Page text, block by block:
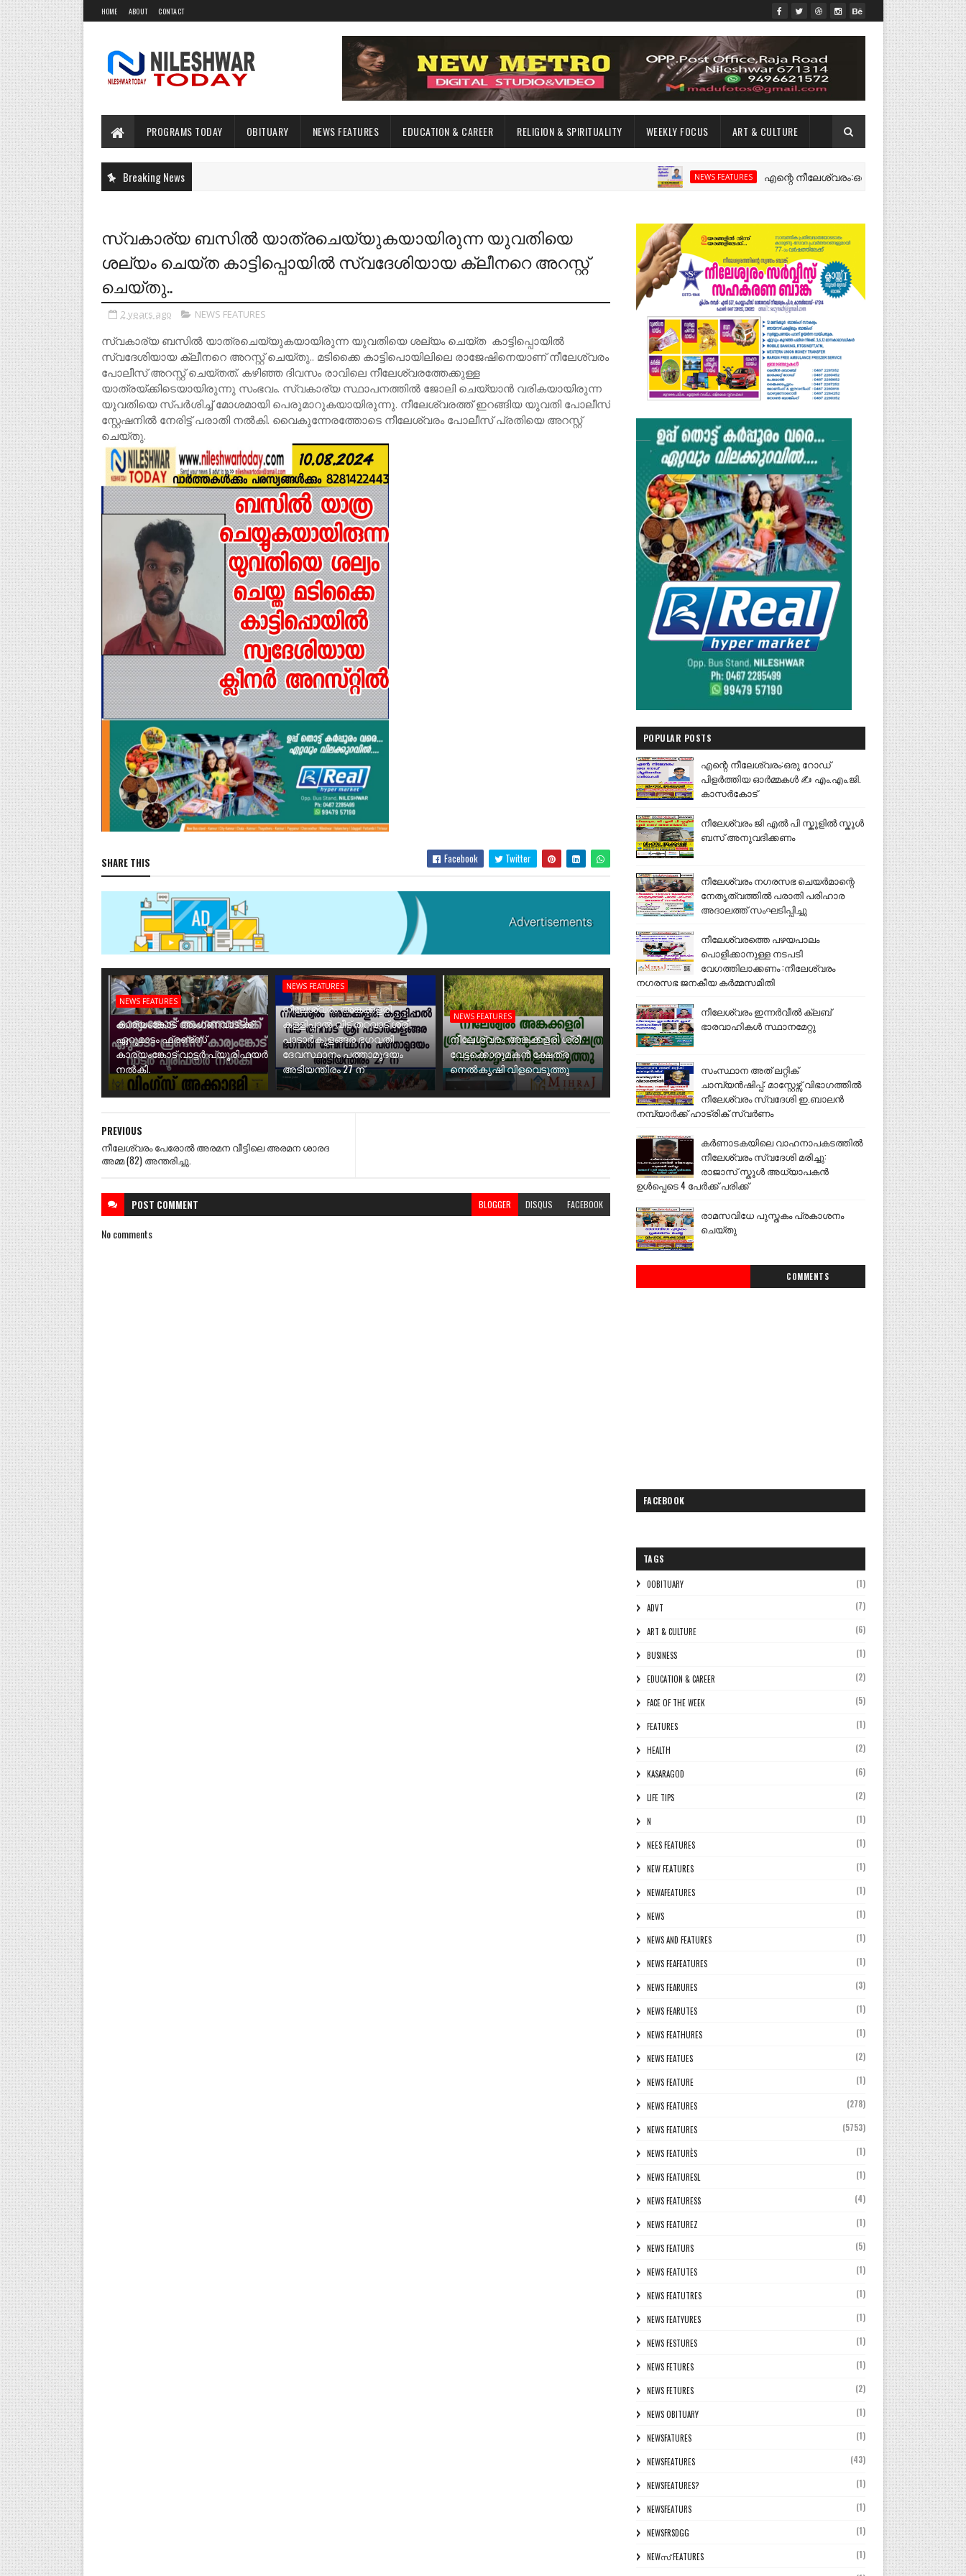
HOME ABOUT CONTACT
PROGRAMS TODAY OBITUARY NEWS FEATURES EDUCATION & CAREER RELIGION & SPIRITUALITY WEEKLY FOCUS ART & CULTURE
Breaking News NEWS FEATURES എന്റെ നീലേശ്വരം:ഒരു റോഡ് പിളർത്തിയ
സ്വകാര്യ ബസില്‍ യാത്രചെയ്യുകയായിരുന്ന യുവതിയെ
ശല്യം ചെയ്ത കാട്ടിപ്പൊയിൽ സ്വദേശിയായ ക്ലീനറെ അറസ്റ്റ്
ചെയ്തു..
2 years ago NEWS FEATURES
സ്വകാര്യ ബസില്‍ യാത്രചെയ്യുകയായിരുന്ന യുവതിയെ ശല്യം ചെയ്ത കാട്ടിപ്പൊയിൽ
സ്വദേശിയായ ക്ലീനറെ അറസ്റ്റ് ചെയ്തു.. മടിക്കൈ കാട്ടിപൊയിലിലെ രാജേഷിനെയാണ് നീലേശ്വരം
പോലീസ് അറസ്റ്റ് ചെയ്തത്. കഴിഞ്ഞ ദിവസം രാവിലെ നീലേശ്വരത്തേക്കുള്ള
യാത്രയ്ക്കിടെയായിരുന്നു സംഭവം. സ്വകാര്യ സ്ഥാപനത്തിൽ ജോലി ചെയ്യാൻ വരികയായിരുന്ന
യുവതിയെ സ്പർശിച്ച് മോശമായി പെരുമാറുകയായിരുന്നു. നീലേശ്വരത്ത് ഇറങ്ങിയ യുവതി പോലീസ്
സ്റ്റേഷനിൽ നേരിട്ട് പരാതി നൽകി. വൈകുന്നേരത്തോടെ നീലേശ്വരം പോലീസ് പ്രതിയെ അറസ്റ്റ്
ചെയ്തു.
SHARE THIS Facebook Twitter
NEWS FEATURES
കാര്യംങ്കോട് അംഗണവാടിക്ക്
ഏറുമാടം ഫ്രണ്ട്സ്
കാര്യംങ്കോട് വാട്ടർ പ്യൂരിഫയർ
നൽകി.
NEWS FEATURES
നീലേശ്വരം അങ്കക്കളരി
കള്ളിപ്പാൽ വീട് തറവാട് ശ്രീ
പാടാർകുളങ്ങര ഭഗവതി
ദേവസ്ഥാനം പത്താമുദയം
അടിയന്തിരം 27 ന്
NEWS FEATURES
നീലേശ്വരം അങ്കക്കളരി ശ്രീ
വേട്ടക്കൊരുമകൻ ക്ഷേത്ര
നെൽകൃഷി വിളവെടുത്തു
PREVIOUS
നീലേശ്വരം പേരോൽ അരമന വീട്ടിലെ അരമന ശാരദ
അമ്മ (82) അന്തരിച്ചു.
POST COMMENT BLOGGER DISQUS FACEBOOK
No comments
POPULAR POSTS
എന്റെ നീലേശ്വരം:ഒരു റോഡ്
പിളർത്തിയ ഓർമ്മകൾ ✍️ എം.എം.ജി.
കാസർകോട്
നീലേശ്വരം ജി എൽ പി സ്കൂളിൽ സ്കൂൾ
ബസ് അനുവദിക്കണം
നീലേശ്വരം നഗരസഭ ചെയർമാന്റെ
നേതൃത്വത്തിൽ പരാതി പരിഹാര
അദാലത്ത് സംഘടിപ്പിച്ചു
നീലേശ്വരത്തെ പഴയപാലം
പൊളിക്കാനുള്ള നടപടി
വേഗത്തിലാക്കണം :നീലേശ്വരം
നഗരസഭ ജനകീയ കർമ്മസമിതി
നീലേശ്വരം ഇന്നർവീൽ ക്ലബ്
ഭാരവാഹികൾ സ്ഥാനമേറ്റു
സംസ്ഥാന അത് ലറ്റിക്
ചാമ്പ്യൻഷിപ്പ്: മാസ്റ്റേഴ്സ് വിഭാഗത്തിൽ
നീലേശ്വരം സ്വദേശി ഇ.ബാലൻ
നമ്പ്യാർക്ക് ഹാട്രിക് സ്വർണം
കർണാടകയിലെ വാഹനാപകടത്തിൽ
നീലേശ്വരം സ്വദേശി മരിച്ചു:
രാജാസ് സ്കൂൾ അധ്യാപകൻ
ഉൾപ്പെടെ 4 പേർക്ക് പരിക്ക്
രാമസവിധേ പുസ്തകം പ്രകാശനം
ചെയ്തു
COMMENTS
FACEBOOK
TAGS
0OBITUARY (1)
ADVT (7)
ART & CULTURE (6)
BUSINESS (1)
EDUCATION & CAREER (2)
FACE OF THE WEEK (5)
FEATURES (1)
HEALTH (2)
KASARAGOD (6)
LIFE TIPS (2)
N (1)
NEES FEATURES (1)
NEW FEATURES (1)
NEWAFEATURES (1)
NEWS (1)
NEWS AND FEATURES (1)
NEWS FEAFEATURES (1)
NEWS FEARURES (3)
NEWS FEARUTES (1)
NEWS FEATHURES (1)
NEWS FEATUES (2)
NEWS FEATURE (1)
NEWS FEATURES (278)
NEWS FEATURES (5753)
NEWS FEATURÈS (1)
NEWS FEATURESL (1)
NEWS FEATURESS (4)
NEWS FEATUREZ (1)
NEWS FEATURS (5)
NEWS FEATUTES (1)
NEWS FEATUTRES (1)
NEWS FEATYURES (1)
NEWS FESTURES (1)
NEWS FETURES (1)
NEWS FETURES (2)
NEWS OBITUARY (1)
NEWSFATURES (1)
NEWSFEATURES (43)
NEWSFEATURES? (1)
NEWSFEATURS (1)
NEWSFRSDGG (1)
NEWസ് FEATURES (1)